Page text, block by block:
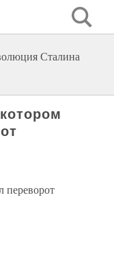
Сталина
переворот